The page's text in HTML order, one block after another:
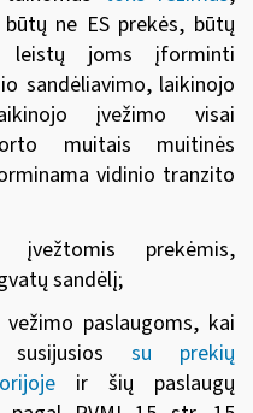
ne ES prekės, būtų
leistų joms įforminti
sandėliavimo, laikinojo
įvežimo visai
muitais muitinės
vidinio tranzito
prekėmis,
sandėlį;
paslaugoms, kai
susijusiossu prekių
ir šių paslaugų